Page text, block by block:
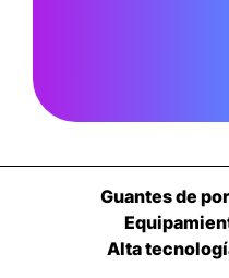
Guantes de
Alta